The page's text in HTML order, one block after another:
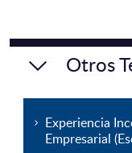
Otros
Experiencia
Empresarial